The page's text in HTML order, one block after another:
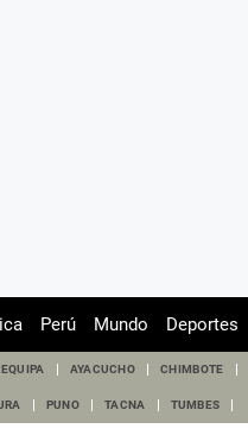
Perú Mundo Deportes
AYACUCHO CHIMBOTE
PUNO TACNA TUMBES